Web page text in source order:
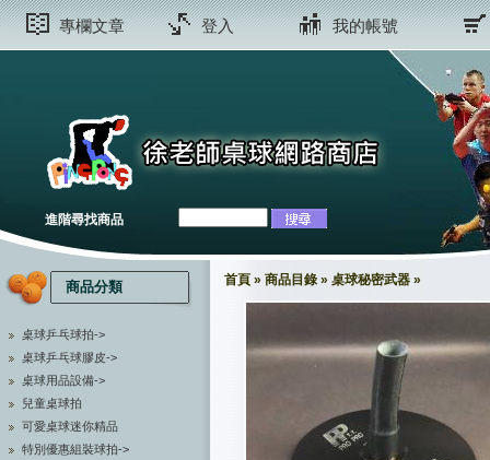
專欄文章 登入 我的帳號
進階尋找商品
商品分類
桌球乒乓球拍->
桌球乒乓球膠皮->
桌球用品設備->
兒童桌球拍
可愛桌球迷你精品
特別優惠組裝球拍->
首頁 » 商品目錄» 桌球秘密武器 »